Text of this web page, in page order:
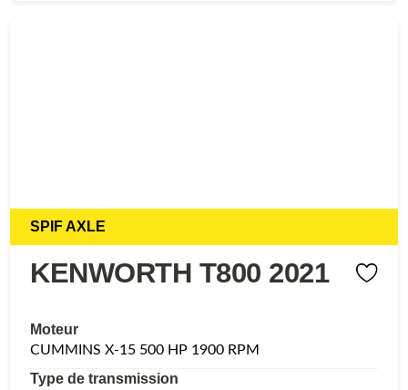
SPIF AXLE
KENWORTH T800 2021
Moteur
CUMMINS X-15 500 HP 1900 RPM
Type de transmission